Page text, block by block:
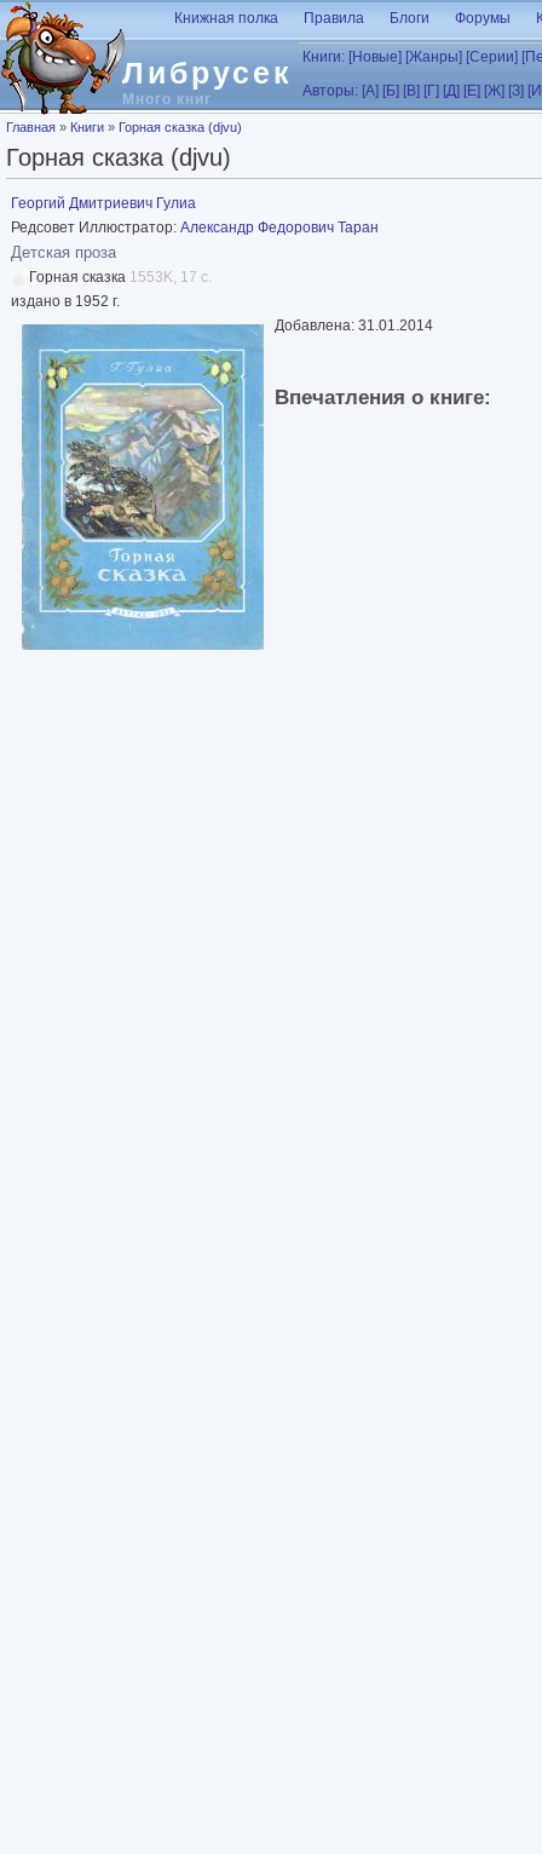
Перейти к основному содержанию
Либрусек
Много книг
Книжная полка Правила Блоги Форумы
Книги: [Новые] [Жанры] [Серии]
Авторы: [А] [Б] [В] [Г] [Д] [Е] [Ж] [З]
Вы здесь
Главная » Книги » Горная сказка (djvu)
Горная сказка (djvu)
Георгий Дмитриевич Гулиа
Редсовет Иллюстратор: Александр Федорович Таран
Детская проза
Горная сказка 1553K, 17 с.
издано в 1952 г.
Добавлена: 31.01.2014
Впечатления о книге: